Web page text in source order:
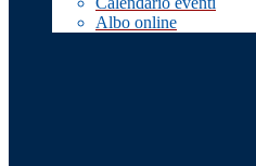
Albo online